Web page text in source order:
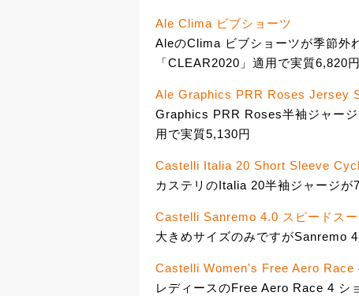
Ale Clima ビブショーツ
AleのClima ビブショーツが季節外
「CLEAR2020」適用で実質6,820円
Ale Graphics PRR Roses Jersey
Graphics PRR Roses半袖ジャー
用で実質5,130円
Castelli Italia 20 Short Sleeve
カステリのItalia 20半袖ジャージが
Castelli Sanremo 4.0 スピードスー
大きめサイズのみですがSanremo
Castelli Women's Free Aero Race
レディースのFree Aero Race 4 シ